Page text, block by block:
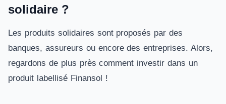
solidaire ?
Les produits solidaires sont proposés par des
banques, assureurs ou encore des entreprises. Alors,
regardons de plus près comment investir dans un
produit labellisé Finansol !